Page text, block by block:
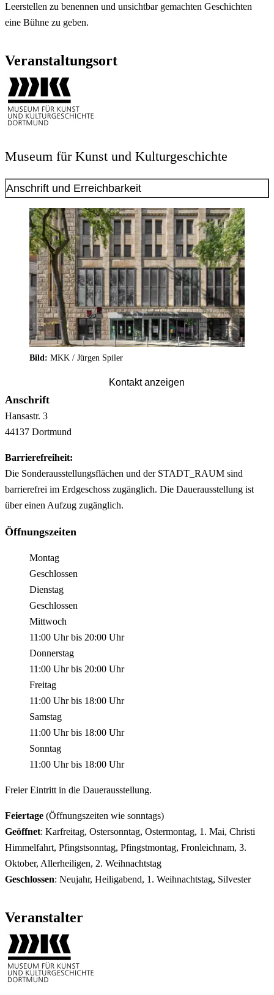
Leerstellen zu benennen und unsichtbar gemachten Geschichten
eine Bühne zu geben.
Veranstaltungsort
Museum für Kunst und Kulturgeschichte
Anschrift und Erreichbarkeit
Bild: MKK / Jürgen Spiler
Kontakt anzeigen
Anschrift
Hansastr. 3
44137 Dortmund
Barrierefreiheit:
Die Sonderausstellungsflächen und der STADT_RAUM sind
barrierefrei im Erdgeschoss zugänglich. Die Dauerausstellung ist
über einen Aufzug zugänglich.
Öffnungszeiten
Montag
Geschlossen
Dienstag
Geschlossen
Mittwoch
11:00 Uhrbis 20:00 Uhr
Donnerstag
11:00 Uhrbis 20:00 Uhr
Freitag
11:00 Uhrbis 18:00 Uhr
Samstag
11:00 Uhrbis 18:00 Uhr
Sonntag
11:00 Uhrbis 18:00 Uhr
Freier Eintritt in die Dauerausstellung.
Feiertage (Öffnungszeiten wie sonntags)
Geöffnet: Karfreitag, Ostersonntag, Ostermontag, 1. Mai, Christi
Himmelfahrt, Pfingstsonntag, Pfingstmontag, Fronleichnam, 3.
Oktober, Allerheiligen, 2. Weihnachtstag
Geschlossen: Neujahr, Heiligabend, 1. Weihnachtstag, Silvester
Veranstalter